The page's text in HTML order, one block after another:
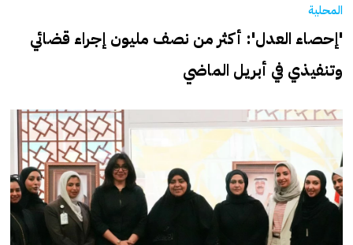
المحلية
'إحصاء العدل': أكثر من نصف مليون إجراء قضائي
وتنفيذي في أبريل الماضي